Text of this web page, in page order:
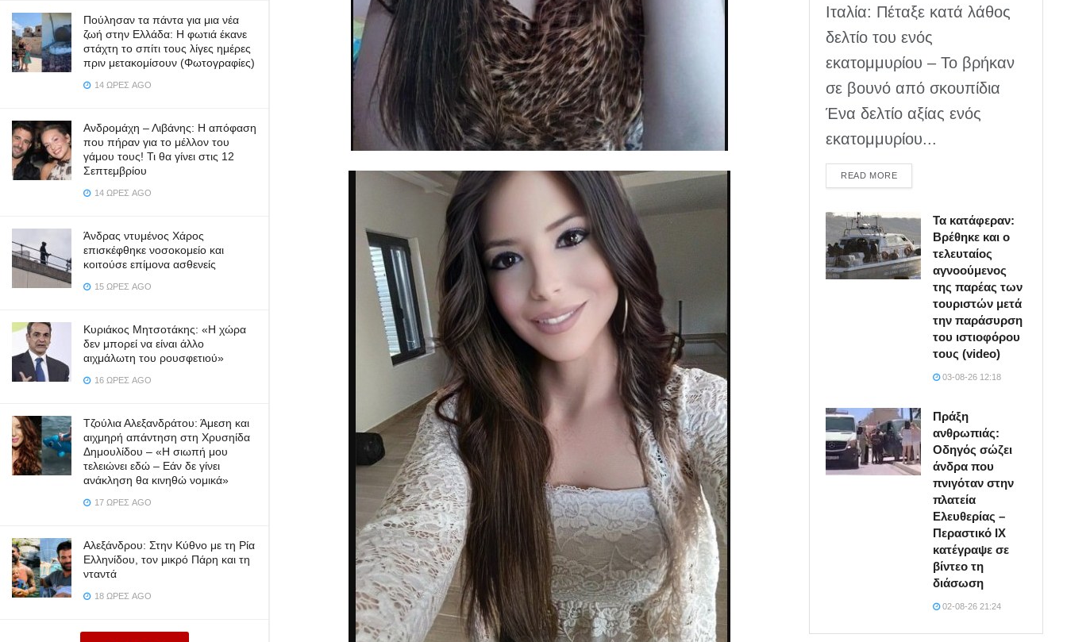
Πούλησαν τα πάντα για μια νέα
ζωή στην Ελλάδα: Η φωτιά έκανε
στάχτη το σπίτι τους λίγες ημέρες
πριν μετακομίσουν (Φωτογραφίες)
14 ΏΡΕΣ AGO
Ανδρομάχη – Λιβάνης: Η απόφαση
που πήραν για το μέλλον του
γάμου τους! Τι θα γίνει στις 12
Σεπτεμβρίου
14 ΏΡΕΣ AGO
Άνδρας ντυμένος Χάρος
επισκέφθηκε νοσοκομείο και
κοιτούσε επίμονα ασθενείς
15 ΏΡΕΣ AGO
Κυριάκος Μητσοτάκης: «Η χώρα
δεν μπορεί να είναι άλλο
αιχμάλωτη του ρουσφετιού»
16 ΏΡΕΣ AGO
Τζούλια Αλεξανδράτου: Άμεση και
αιχμηρή απάντηση στη Χρυσηίδα
Δημουλίδου – «Η σιωπή μου
τελειώνει εδώ – Εάν δε γίνει
ανάκληση θα κινηθώ νομικά»
17 ΏΡΕΣ AGO
Αλεξάνδρου: Στην Κύθνο με τη Ρία
Ελληνίδου, τον μικρό Πάρη και τη
νταντά
18 ΏΡΕΣ AGO
Ιταλία: Πέταξε κατά λάθος
δελτίο του ενός
εκατομμυρίου – Το βρήκαν
σε βουνό από σκουπίδια
Ένα δελτίο αξίας ενός
εκατομμυρίου...
READ MOREDETAILS
Τα κατάφεραν:
Βρέθηκε και ο
τελευταίος
αγνοούμενος
της παρέας των
τουριστών μετά
την παράσυρση
του ιστιοφόρου
τους (video)
03-08-26 12:18
Πράξη
ανθρωπιάς:
Οδηγός σώζει
άνδρα που
πνιγόταν στην
πλατεία
Ελευθερίας –
Περαστικό ΙΧ
κατέγραψε σε
βίντεο τη
διάσωση
02-08-26 21:24